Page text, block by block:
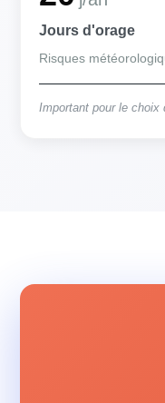
Jours d'orage
Risques
Important pour le choix